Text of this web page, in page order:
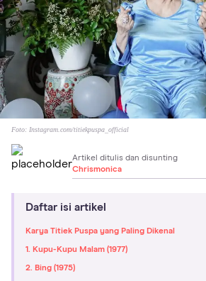
Foto: Instagram.com/titiekpuspa_official
Artikel ditulis dan disunting
Chrismonica
Daftar isi artikel
Karya Titiek Puspa yang Paling Dikenal
1. Kupu-Kupu Malam (1977)
2. Bing (1975)